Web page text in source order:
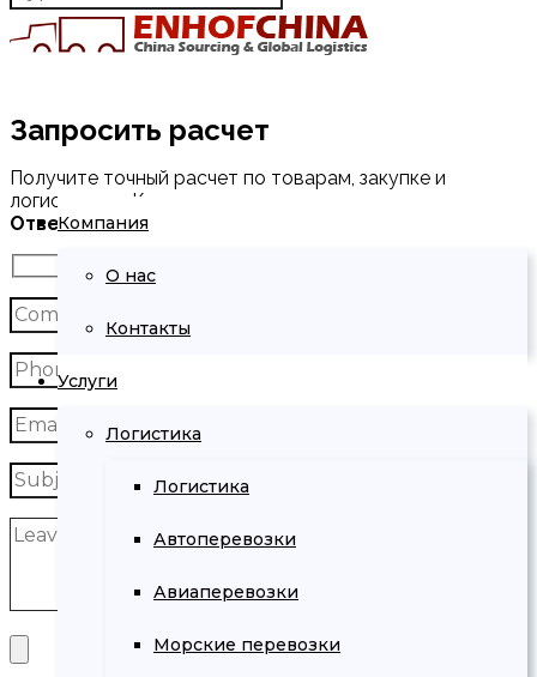
Компания
О нас
Контакты
Услуги
Логистика
Логистика
Автоперевозки
Авиаперевозки
Морские перевозки
Запросить расчет
Получите точный расчет по товарам, закупке и
логистике из Китая.
Ответим в течение 24 часов.